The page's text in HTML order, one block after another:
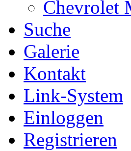
Chevrolet
Suche
Galerie
Kontakt
Link-System
Einloggen
Registrieren